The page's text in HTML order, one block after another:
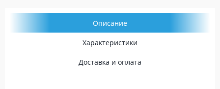
Описание
Характеристики
Доставка и оплата